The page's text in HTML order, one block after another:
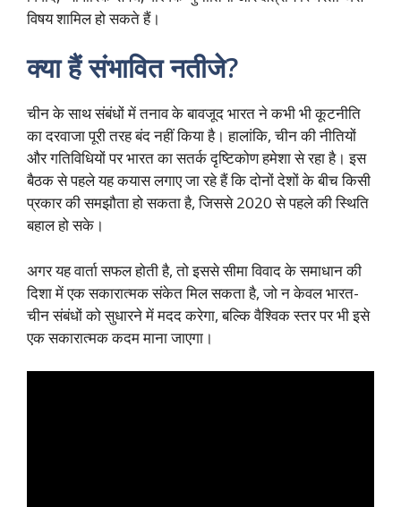
विषय शामिल हो सकते हैं।
क्या हैं संभावित नतीजे?
चीन के साथ संबंधों में तनाव के बावजूद भारत ने कभी भी कूटनीति
का दरवाजा पूरी तरह बंद नहीं किया है। हालांकि, चीन की नीतियों
और गतिविधियों पर भारत का सतर्क दृष्टिकोण हमेशा से रहा है। इस
बैठक से पहले यह कयास लगाए जा रहे हैं कि दोनों देशों के बीच किसी
प्रकार की समझौता हो सकता है, जिससे 2020 से पहले की स्थिति
बहाल हो सके।
अगर यह वार्ता सफल होती है, तो इससे सीमा विवाद के समाधान की
दिशा में एक सकारात्मक संकेत मिल सकता है, जो न केवल भारत-
चीन संबंधों को सुधारने में मदद करेगा, बल्कि वैश्विक स्तर पर भी इसे
एक सकारात्मक कदम माना जाएगा।